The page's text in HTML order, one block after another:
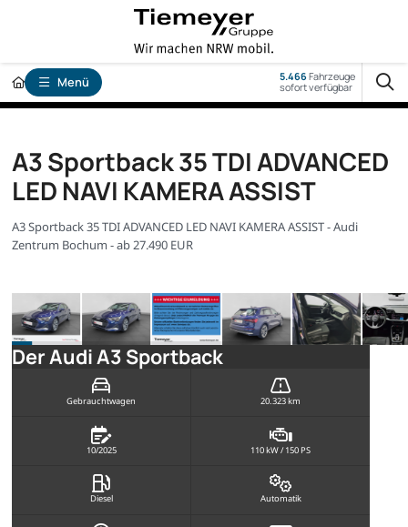
Menü 5.466Fahrzeuge
sofort verfügbar
A3 Sportback 35 TDI ADVANCED
LED NAVI KAMERA ASSIST
A3 Sportback 35 TDI ADVANCED LED NAVI KAMERA ASSIST - Audi
Zentrum Bochum - ab 27.490 EUR
Der Audi A3 Sportback
Gebrauchtwagen 20.323 km
10/2025 110 kW / 150 PS
Diesel Automatik